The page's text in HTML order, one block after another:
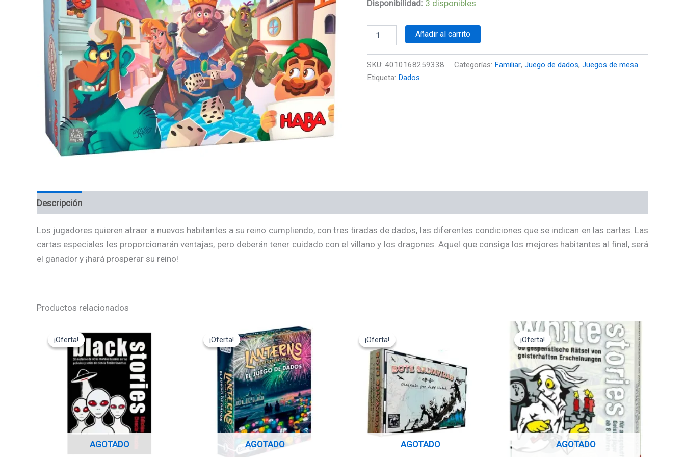
Disponibilidad: 3 disponibles
Añadir al carrito
SKU: 4010168259338 Categorías: Familiar, Juego de dados, Juegos de mesa
Etiqueta: Dados
Descripción
Los jugadores quieren atraer a nuevos habitantes a su reino cumpliendo, con tres tiradas de dados, las diferentes condiciones que se indican en las cartas. Las
cartas especiales les proporcionarán ventajas, pero deberán tener cuidado con el villano y los dragones. Aquel que consiga los mejores habitantes al final, será
el ganador y ¡hará prosperar su reino!
Productos relacionados
¡Oferta!
AGOTADO
¡Oferta!
precio
original
era:
12,95€.
precio
actual
es:
11,65€.
¡Oferta!
AGOTADO
¡Oferta!
precio
original
era:
24,95€.
precio
actual
es:
22,45€.
¡Oferta!
AGOTADO
¡Oferta!
precio
original
era:
24,95€.
es:
12,47€.
¡Oferta!
AGOTADO
¡Oferta!
El
precio
original
era:
12,95€.
El
precio
actual
es:
11,65€.